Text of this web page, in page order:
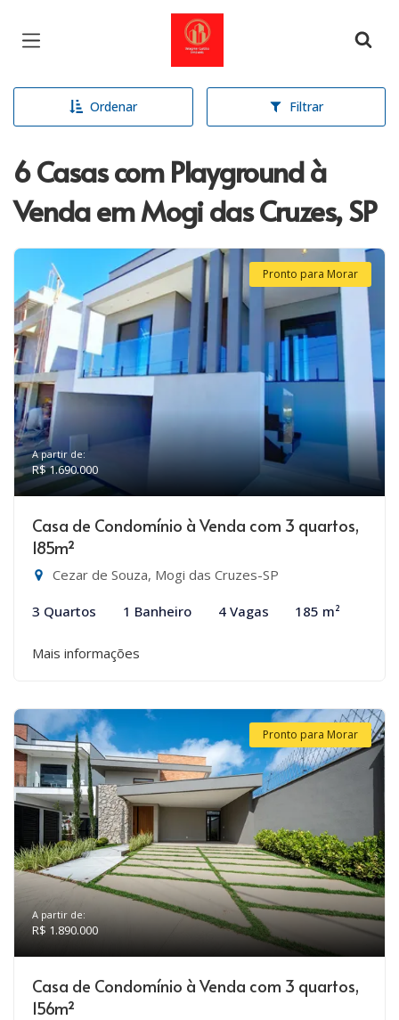
Página inicial
Ordenar Filtrar
6 Casas com Playground à
Venda em Mogi das Cruzes, SP
Pronto para Morar
A partir de:
R$ 1.690.000
Casa de Condomínio à Venda com 3 quartos,
185m²
Cezar de Souza, Mogi das Cruzes-SP
3 Quartos 1 Banheiro 4 Vagas 185 m²
Mais informações
Pronto para Morar
A partir de:
R$ 1.890.000
Casa de Condomínio à Venda com 3 quartos,
156m²